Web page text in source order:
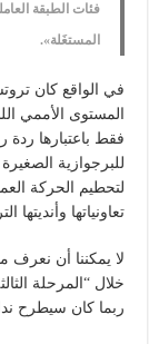
فئات الطبقة
المستغَلة».
في الواقع كان
المستوى الأممي
فقط باعتبارها ردة
للبرجوازية
لتحطيم الحركة
تعاونياتها وأنديتها
لا يمكننا أن
خلال “المرحلة
ربما كان سيطرح